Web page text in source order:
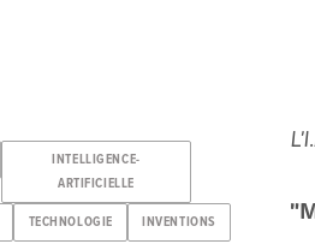
INTELLIGENCE-
ARTIFICIELLE
TECHNOLOGIE INVENTIONS